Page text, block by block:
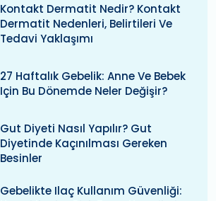
Kontakt Dermatit Nedir? Kontakt
Dermatit Nedenleri, Belirtileri Ve
Tedavi Yaklaşımı
27 Haftalık Gebelik: Anne Ve Bebek
Için Bu Dönemde Neler Değişir?
Gut Diyeti Nasıl Yapılır? Gut
Diyetinde Kaçınılması Gereken
Besinler
Gebelikte Ilaç Kullanım Güvenliği: